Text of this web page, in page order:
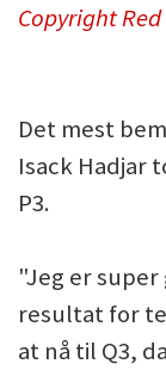
Copyright
Det mest
Isack Hadjar
P3.
"Jeg er
resultat for
at nå til Q3,